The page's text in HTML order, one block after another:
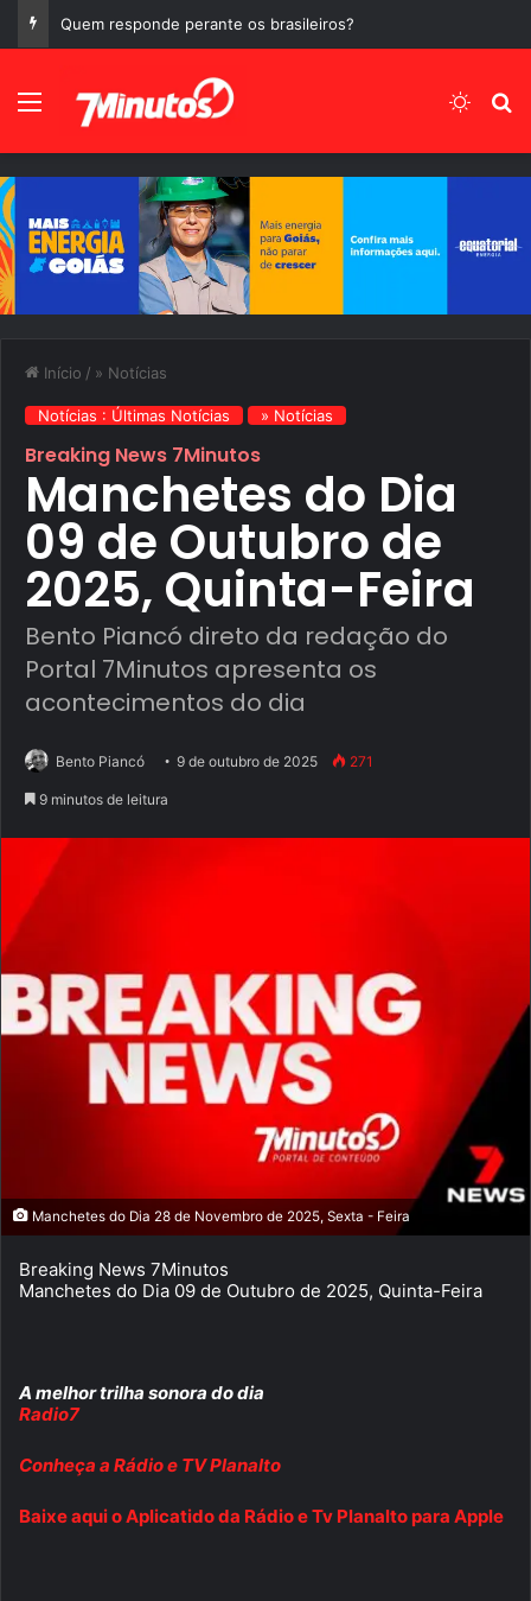
Manchetes do Dia 05 de Agosto de 2026, Quarta-Feira
Menu
Início / » Notícias
Notícias : Últimas Notícias » Notícias
Breaking News 7Minutos
Manchetes do Dia
09 de Outubro de
2025, Quinta-Feira
Bento Piancó direto da redação do
Portal 7Minutos apresenta os
acontecimentos do dia
Bento Piancó 9 de outubro de 2025 271
9 minutos de leitura
Manchetes do Dia 28 de Novembro de 2025, Sexta - Feira
Breaking News 7Minutos
Manchetes do Dia 09 de Outubro de 2025, Quinta-Feira
A melhor trilha sonora do dia
Radio7
Conheça a Rádio e TV Planalto
Baixe aqui o Aplicatido da Rádio e Tv Planalto para Apple